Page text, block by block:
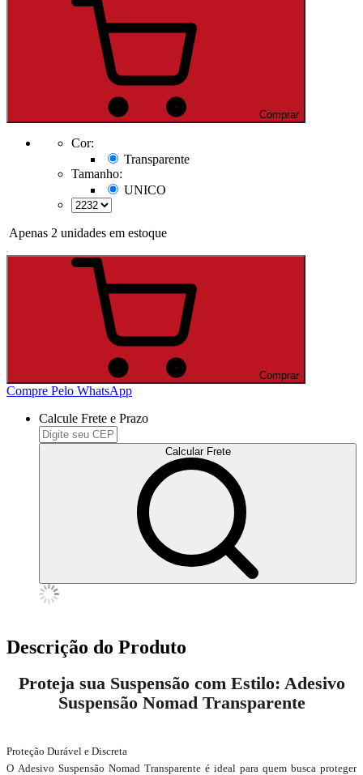
Comprar
Cor:
Transparente
Tamanho:
UNICO
Apenas 2 unidades em estoque
Comprar
Compre Pelo WhatsApp
Calcule Frete e Prazo
Calcular Frete
Descrição do Produto
Proteja sua Suspensão com Estilo: Adesivo
Suspensão Nomad Transparente
Proteção Durável e Discreta
O Adesivo Suspensão Nomad Transparente é ideal para quem busca proteger